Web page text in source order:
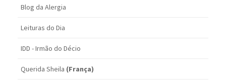
Blog da Alergia
Leituras do Dia
IDD - Irmão do Décio
Querida Sheila (França)